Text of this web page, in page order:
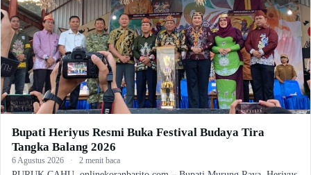
Bupati Heriyus Resmi Buka Festival Budaya Tira
Tangka Balang 2026
6 Agustus 2026 · 2 menit baca